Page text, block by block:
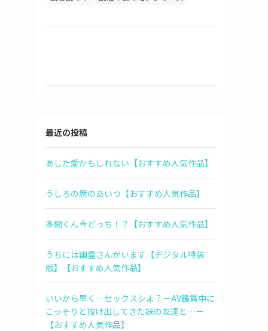
最近の投稿
あした愛かもしれない【おすすめ人気作品】
うしろの席のあいつ【おすすめ人気作品】
多聞くん今どっち！？【おすすめ人気作品】
うちには幽霊さんがいます【デジタル特装
版】【おすすめ人気作品】
いいから早く…セックスシよ？－AV鑑賞中に
こっそりと抜け出してきた妹の友達と…－
【おすすめ人気作品】